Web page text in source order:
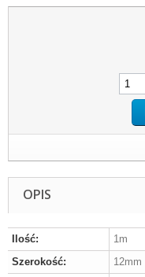
OPIS
Ilość:
1m
Szerokość:
12mm